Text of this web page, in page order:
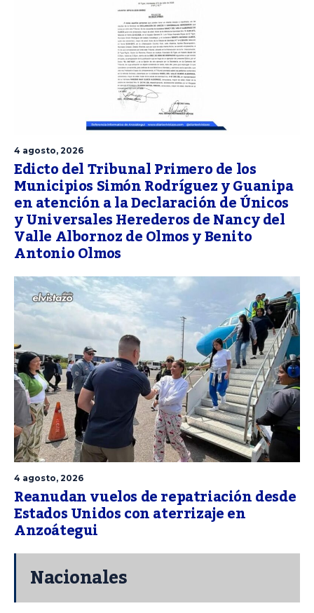
4 agosto, 2026
Edicto del Tribunal Primero de los
Municipios Simón Rodríguez y Guanipa
en atención a la Declaración de Únicos
y Universales Herederos de Nancy del
Valle Albornoz de Olmos y Benito
Antonio Olmos
4 agosto, 2026
Reanudan vuelos de repatriación desde
Estados Unidos con aterrizaje en
Anzoátegui
Nacionales